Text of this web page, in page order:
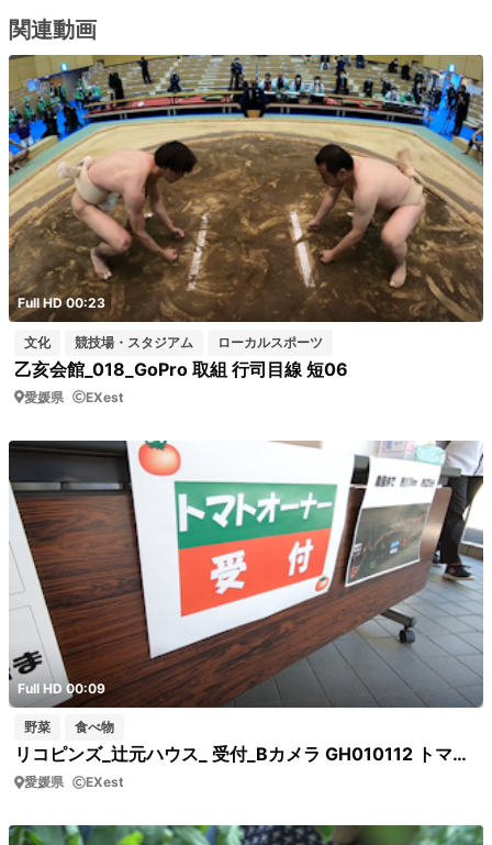
関連動画
Full HD 00:23
文化 競技場・スタジアム ローカルスポーツ
乙亥会館_018_GoPro 取組 行司目線 短06
愛媛県 EXest
Full HD 00:09
野菜 食べ物
リコピンズ_辻元ハウス_ 受付_Bカメラ GH010112 トマトオーナー受付
愛媛県 EXest